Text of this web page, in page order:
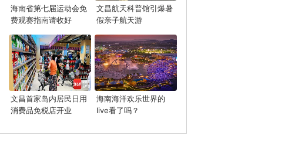
海南省第七届运动会免
费观赛指南请收好
文昌航天科普馆引爆暑
假亲子航天游
文昌首家岛内居民日用
消费品免税店开业
海南海洋欢乐世界的
live看了吗？